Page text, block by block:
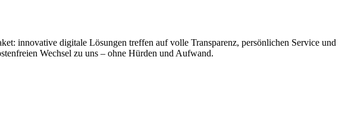
innovative digitale Lösungen treffen auf volle Transparenz, persönlichen Service und
Wechsel zu uns – ohne Hürden und Aufwand.